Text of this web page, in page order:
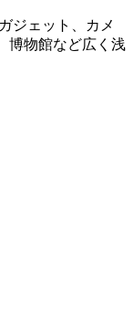
ジェット、カメ
博物館など広く浅